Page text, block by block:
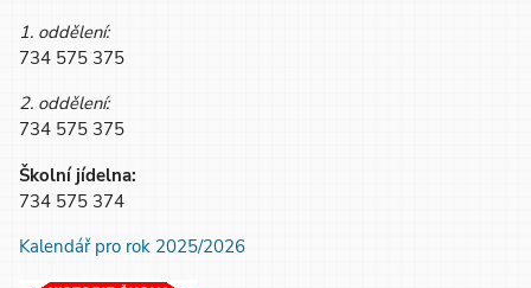
1. oddělení:
734 575 375
2. oddělení:
734 575 375
Školní jídelna:
734 575 374
Kalendář pro rok 2025/2026